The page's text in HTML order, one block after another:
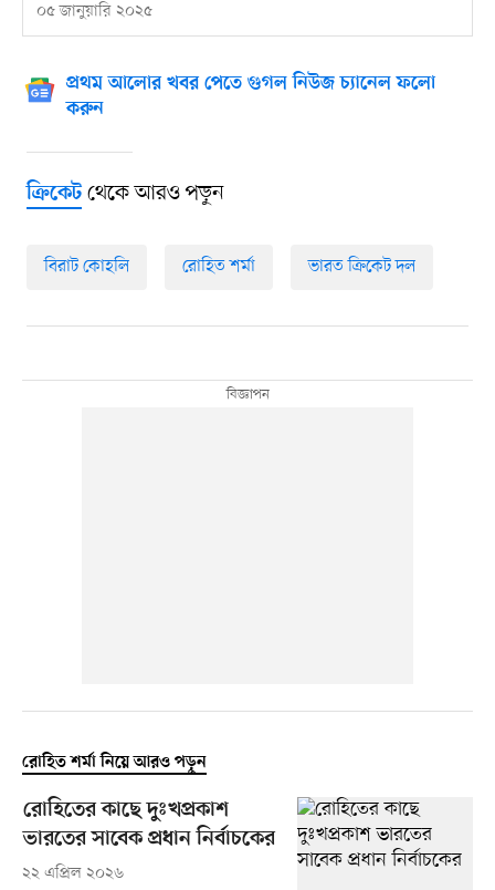
০৫ জানুয়ারি ২০২৫
প্রথম আলোর খবর পেতে গুগল নিউজ চ্যানেল ফলো
করুন
ক্রিকেটথেকে আরও পড়ুন
বিরাট কোহলি রোহিত শর্মা ভারত ক্রিকেট দল
রোহিত শর্মা নিয়ে আরও পড়ুন
রোহিতের কাছে দুঃখপ্রকাশ
ভারতের সাবেক প্রধান নির্বাচকের
২২ এপ্রিল ২০২৬